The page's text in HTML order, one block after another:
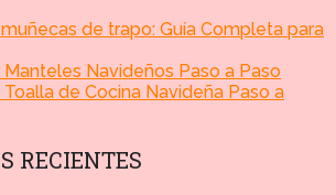
de trapo: Guía Completa para
Navideños Paso a Paso
de Cocina Navideña Paso a
RECIENTES